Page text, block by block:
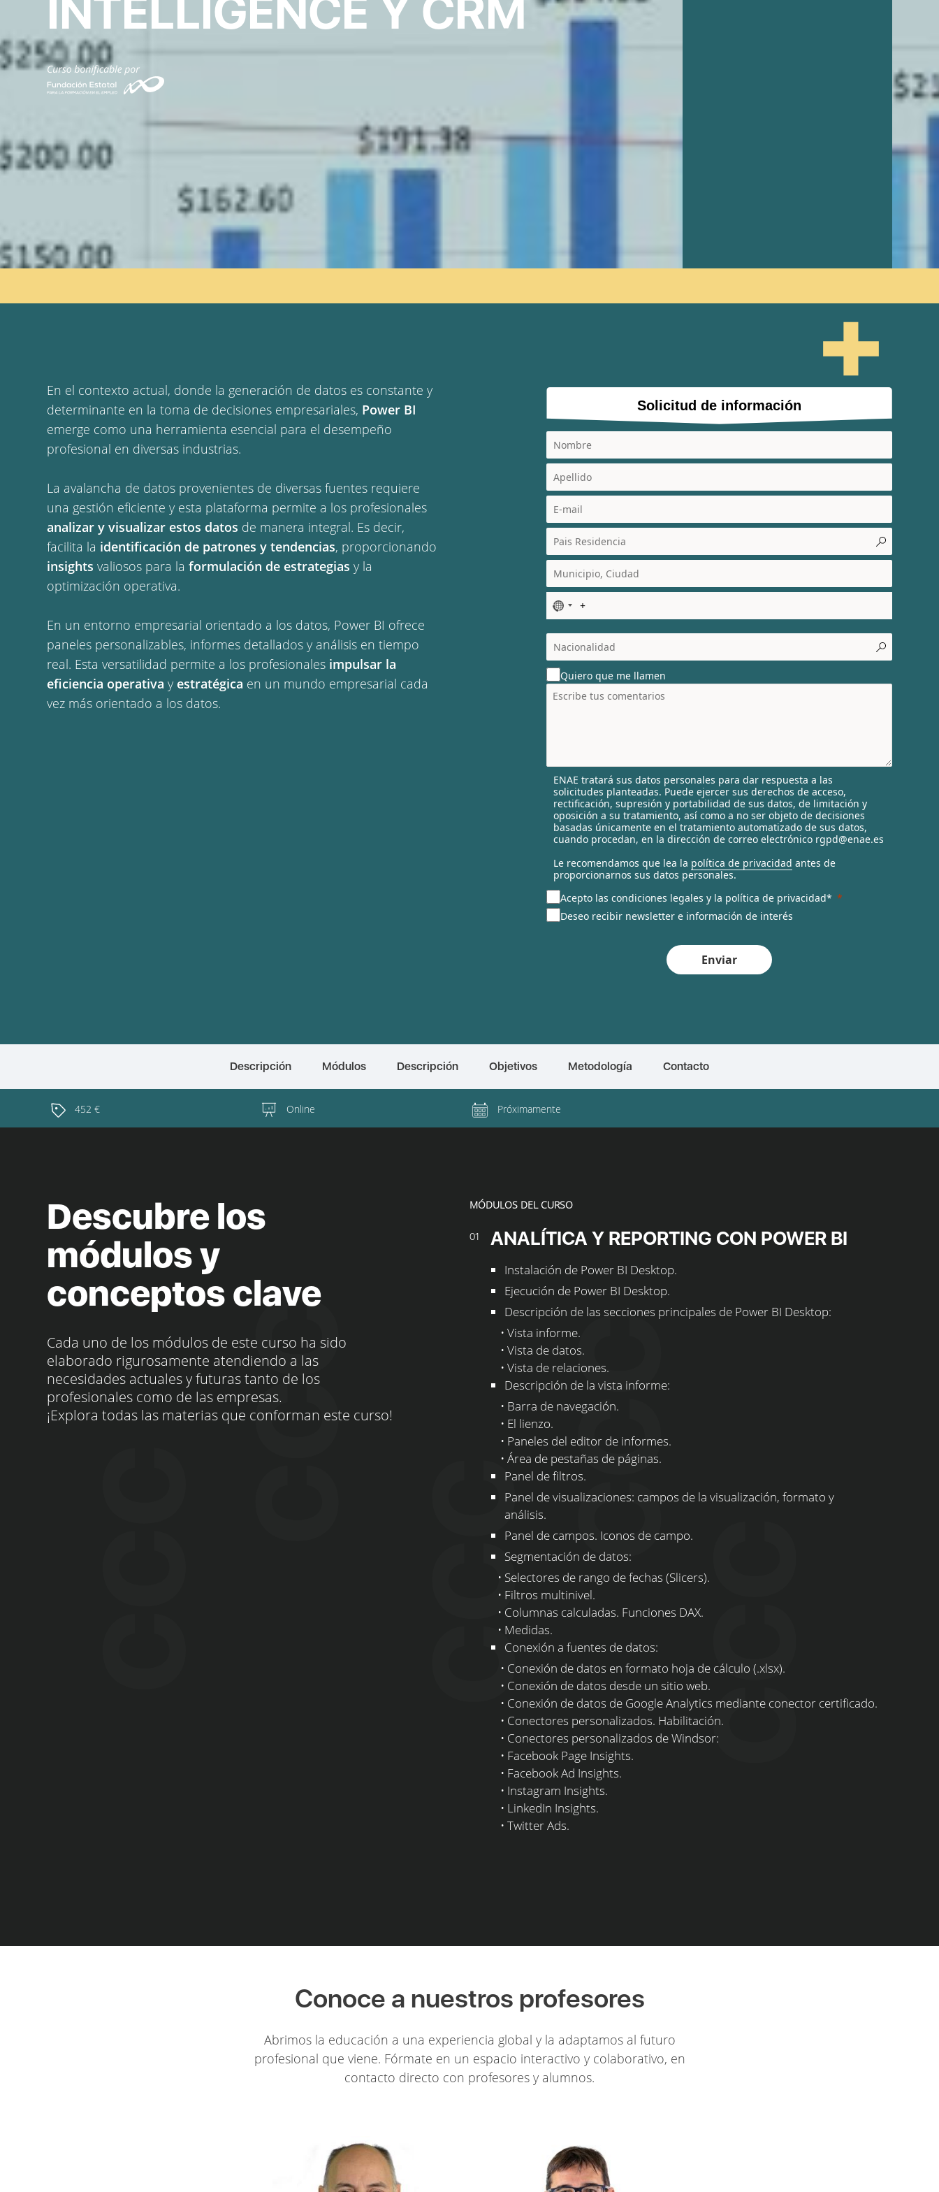
INTELLIGENCE Y CRM
En el contexto actual, donde la generación de datos es constante y
determinante en la toma de decisiones empresariales, Power BI
emerge como una herramienta esencial para el desempeño
profesional en diversas industrias.
La avalancha de datos provenientes de diversas fuentes requiere
una gestión eficiente y esta plataforma permite a los profesionales
analizar y visualizar estos datos de manera integral. Es decir,
facilita la identificación de patrones y tendencias, proporcionando
insights valiosos para laformulación de estrategias y la
optimización operativa.
En un entorno empresarial orientado a los datos, Power BI ofrece
paneles personalizables, informes detallados y análisis en tiempo
real. Esta versatilidad permite a los profesionales impulsar la
eficiencia operativa y estratégica en un mundo empresarial cada
vez más orientado a los datos.
Solicitud de información
N
o
c
o
u
n
t
l
e
c
t
e
d
Quiero que me llamen
ENAE tratará sus datos personales para dar respuesta a las
solicitudes planteadas. Puede ejercer sus derechos de acceso,
rectificación, supresión y portabilidad de sus datos, de limitación y
oposición a su tratamiento, así como a no ser objeto de decisiones
basadas únicamente en el tratamiento automatizado de sus datos,
cuando procedan, en la dirección de correo electrónico rgpd@enae.es
Le recomendamos que lea la política de privacidad antes de
proporcionarnos sus datos personales.
Acepto las condiciones legales y la política de privacidad*
Deseo recibir newsletter e información de interés
Enviar
Descripción Módulos Descripción Objetivos Metodología Contacto
452 € Online Próximamente
Descubre los
módulos y
conceptos clave
Cada uno de los módulos de este curso ha sido
elaborado rigurosamente atendiendo a las
necesidades actuales y futuras tanto de los
profesionales como de las empresas.
¡Explora todas las materias que conforman este curso!
MÓDULOS DEL CURSO
01 ANALÍTICA Y REPORTING CON POWER BI
Instalación de Power BI Desktop.
Ejecución de Power BI Desktop.
Descripción de las secciones principales de Power BI Desktop:
• Vista informe.
• Vista de datos.
• Vista de relaciones.
Descripción de la vista informe:
• Barra de navegación.
• El lienzo.
• Paneles del editor de informes.
• Área de pestañas de páginas.
Panel de filtros.
Panel de visualizaciones: campos de la visualización, formato y
análisis.
Panel de campos. Iconos de campo.
Segmentación de datos:
• Selectores de rango de fechas (Slicers).
• Filtros multinivel.
• Columnas calculadas. Funciones DAX.
• Medidas.
Conexión a fuentes de datos:
• Conexión de datos en formato hoja de cálculo (.xlsx).
• Conexión de datos desde un sitio web.
• Conexión de datos de Google Analytics mediante conector certificado.
• Conectores personalizados. Habilitación.
• Conectores personalizados de Windsor:
• Facebook Page Insights.
• Facebook Ad Insights.
• Instagram Insights.
• LinkedIn Insights.
• Twitter Ads.
Conoce a nuestros profesores
Abrimos la educación a una experiencia global y la adaptamos al futuro
profesional que viene. Fórmate en un espacio interactivo y colaborativo, en
contacto directo con profesores y alumnos.